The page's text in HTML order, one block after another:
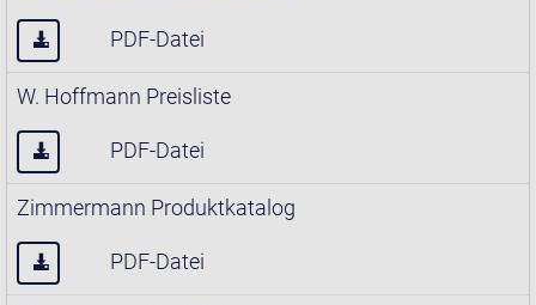
PDF-Datei
W. Hoffmann Preisliste
PDF-Datei
Zimmermann Produktkatalog
PDF-Datei